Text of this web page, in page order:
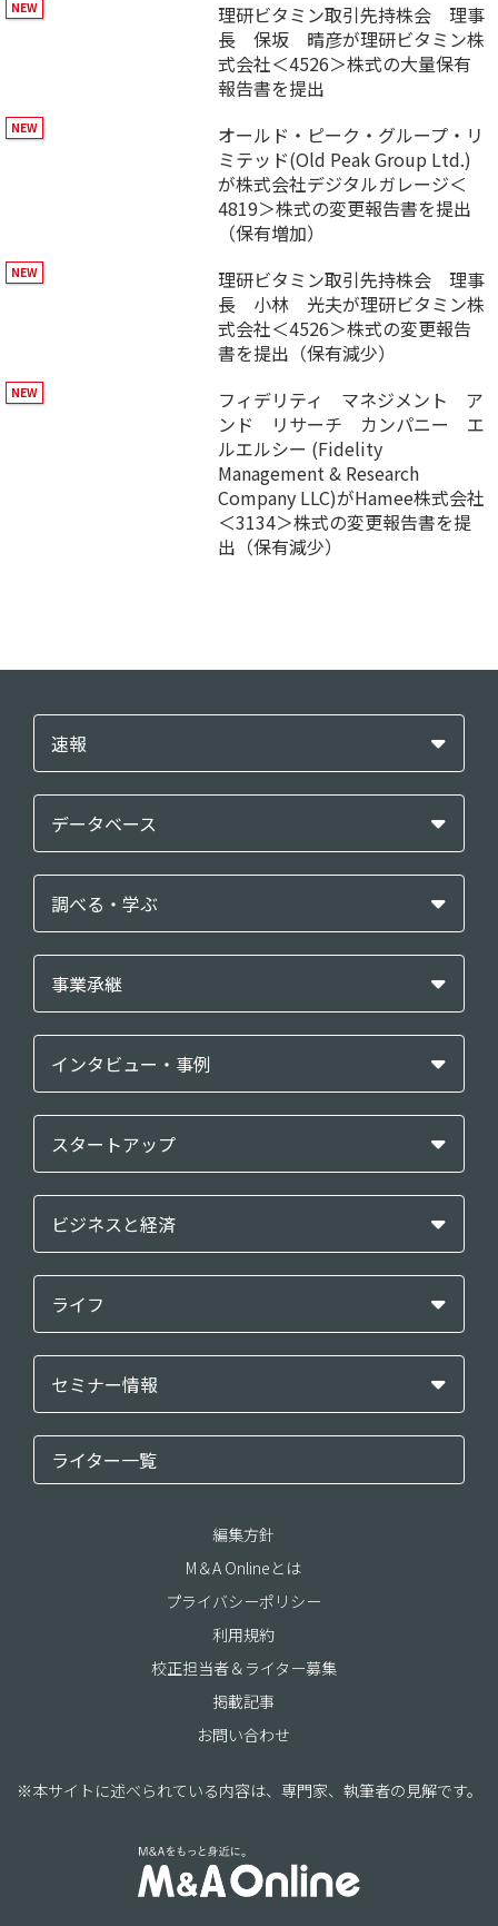
理研ビタミン取引先持株会 理事
長 保坂 晴彦が理研ビタミン株
式会社＜4526＞株式の大量保有
報告書を提出
オールド・ピーク・グループ・リ
ミテッド(Old Peak Group Ltd.)
が株式会社デジタルガレージ＜
4819＞株式の変更報告書を提出
（保有増加）
理研ビタミン取引先持株会 理事
長 小林 光夫が理研ビタミン株
式会社＜4526＞株式の変更報告
書を提出（保有減少）
フィデリティ マネジメント ア
ンド リサーチ カンパニー エ
ルエルシー (Fidelity
Management & Research
Company LLC)がHamee株式会社
＜3134＞株式の変更報告書を提
出（保有減少）
速報
データベース
調べる・学ぶ
事業承継
インタビュー・事例
スタートアップ
ビジネスと経済
ライフ
セミナー情報
ライター一覧
編集方針
M＆A Onlineとは
プライバシーポリシー
利用規約
校正担当者＆ライター募集
掲載記事
お問い合わせ
※本サイトに述べられている内容は、専門家、執筆者の見解です。